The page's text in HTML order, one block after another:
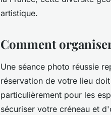
artistique.
Comment
Une séance photo réussie
réservation de votre lieu
particulièrement pour les
sécuriser votre créneau et